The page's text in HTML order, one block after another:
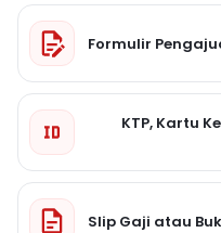
Formulir
KTP, Kartu
Slip Gaji atau